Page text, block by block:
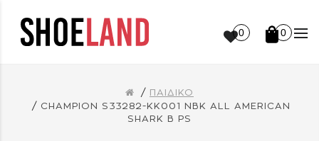
0 0
ΠΑΙΔΙΚΟ
CHAMPION S33282-KK001 NBK ALL AMERICAN
SHARK B PS